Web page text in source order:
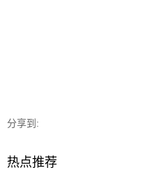
分享到:
热点推荐